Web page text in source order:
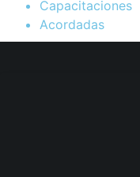
Capacitaciones
Acordadas